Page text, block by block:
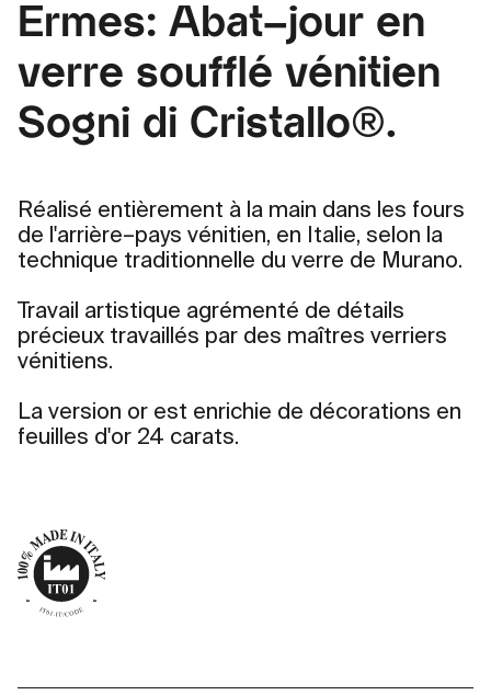
Ermes: Abat–jour en
verre soufflé vénitien
Sogni di Cristallo®.
Réalisé entièrement à la main dans les fours
de l'arrière–pays vénitien, en Italie, selon la
technique traditionnelle du verre de Murano.
Travail artistique agrémenté de détails
précieux travaillés par des maîtres verriers
vénitiens.
La version or est enrichie de décorations en
feuilles d'or 24 carats.